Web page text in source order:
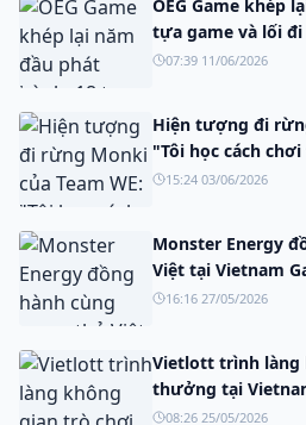
OEG Game khép
tựa game và lối
07:39 11/06/2026
Hiện tượng đi
"Tôi học cách
15:24 03/06/2026
Monster Energy
Việt tại Vietnam
16:16 27/05/2026
Vietlott trình làng
thưởng tại
08:26 25/05/2026